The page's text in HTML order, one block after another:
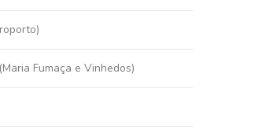
Fumaça e Vinhedos)